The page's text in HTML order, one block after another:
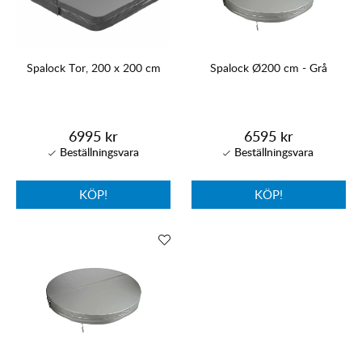
Spalock Tor, 200 x 200 cm
6995 kr
KÖP!
Spalock Ø200 cm - Grå
6595 kr
KÖP!